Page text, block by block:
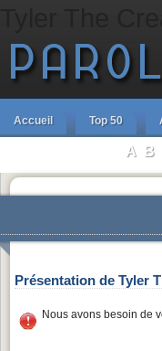
Accueil Top 50
A B
Présentation de Tyler
Nous avons besoin de